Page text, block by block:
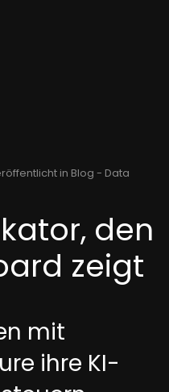
in Blog - Data
den
zeigt
mit
ihre KI-